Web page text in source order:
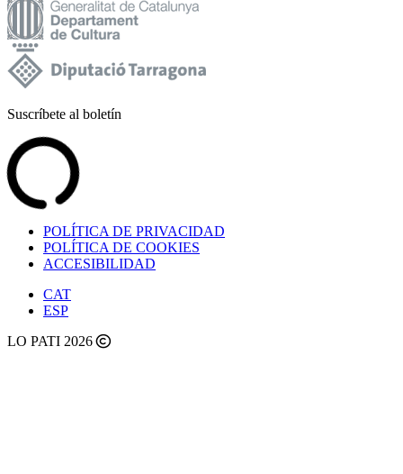
Suscríbete al boletín
POLÍTICA DE PRIVACIDAD
POLÍTICA DE COOKIES
ACCESIBILIDAD
CAT
ESP
LO PATI 2026